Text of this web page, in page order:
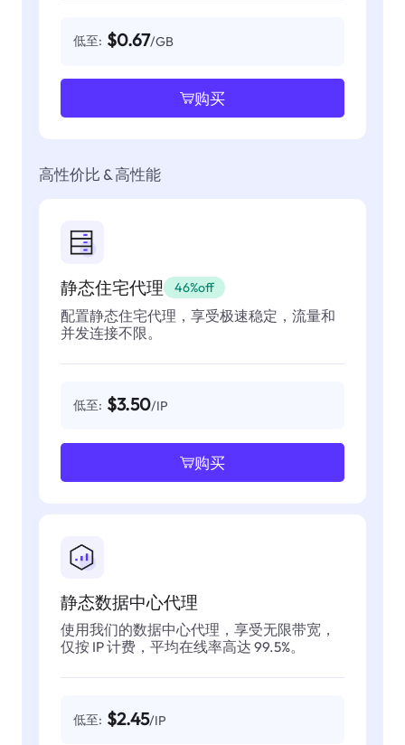
低至: $0.67/GB
购买
高性价比 & 高性能
静态住宅代理 46%off
配置静态住宅代理，享受极速稳定，流量和
并发连接不限。
低至: $3.50/IP
购买
静态数据中心代理
使用我们的数据中心代理，享受无限带宽，
仅按 IP 计费，平均在线率高达 99.5%。
低至: $2.45/IP